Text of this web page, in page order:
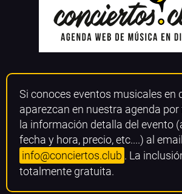
Si conoces eventos musicales en
aparezcan en nuestra agenda
la información detalla del evento
fecha y hora, precio, etc....) al email
info@conciertos.club . La
totalmente gratuita.